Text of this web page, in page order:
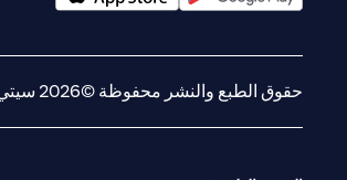
حقوق الطبع والنشر محفوظة ©2026 سيتي جروب انك.